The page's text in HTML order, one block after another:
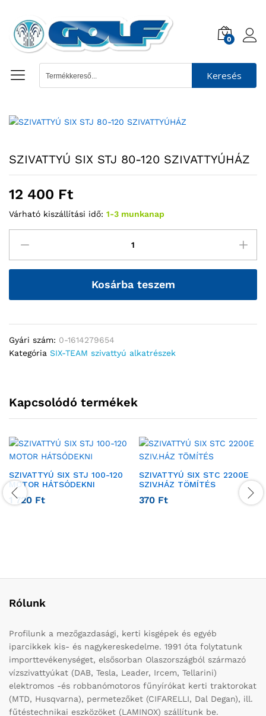
0
Keresés
SZIVATTYÚ SIX STJ 80-120 SZIVATTYÚHÁZ
12 400 Ft
Várható kiszállítási idő: 1-3 munkanap
Kosárba teszem
Gyári szám: 0-1614279654
Kategória SIX-TEAM szivattyú alkatrészek
Kapcsolódó termékek
SZIVATTYÚ SIX STJ 100-120
MOTOR HÁTSÓDEKNI
1 720 Ft
SZIVATTYÚ SIX STC 2200E
SZIV.HÁZ TÖMÍTÉS
370 Ft
Rólunk
Profilunk a mezőgazdasági, kerti kisgépek és egyéb
iparcikkek kis- és nagykereskedelme. 1991 óta folytatunk
importtevékenységet, elsősorban Olaszországból származó
vízszivattyúkat (DAB, Tesla, Leader, Ircem, Tellarini)
elektromos -és robbanómotoros fűnyírókat kerti traktorokat
(MTD, Husqvarna), permetezőket (CIFARELLI, Dal Degan), ill.
fűtéstechnikai eszközöket (LAMINOX) szállítunk be.